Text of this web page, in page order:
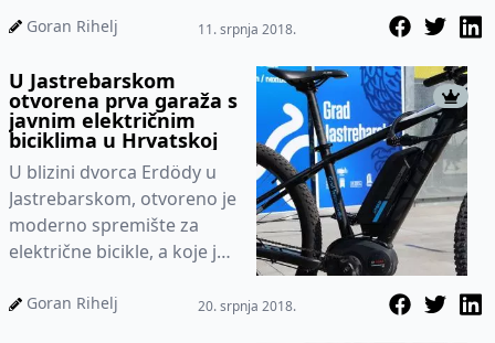
građanima Drniša,...
Goran Rihelj 11. srpnja 2018.
U Jastrebarskom
otvorena prva garaža s
javnim električnim
biciklima u Hrvatskoj
U blizini dvorca Erdödy u
Jastrebarskom, otvoreno je
moderno spremište za
električne bicikle, a koje je
iznajmljivanju e-bicikal...
Goran Rihelj 20. srpnja 2018.